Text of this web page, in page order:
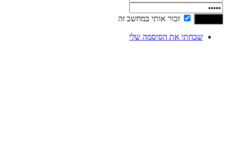
זכור אותי במחשב זה
שכחתי את הסיסמה שלי